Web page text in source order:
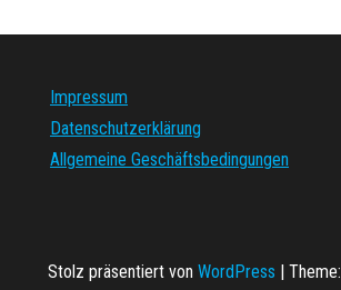
Impressum
Datenschutzerklärung
Allgemeine Geschäftsbedingungen
Stolz präsentiert von WordPress | Theme: